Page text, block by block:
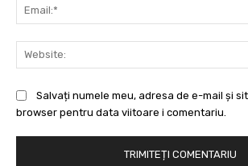
Salvați numele meu, adresa de e-mail și
browser pentru data viitoare i comentariu.